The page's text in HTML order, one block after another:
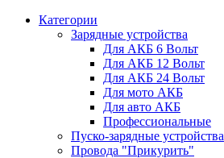
Категории
Зарядные устройства
Для АКБ 6 Вольт
Для АКБ 12 Вольт
Для АКБ 24 Вольт
Для мото АКБ
Для авто АКБ
Профессиональные
Пуско-зарядные устройства
Провода "Прикурить"